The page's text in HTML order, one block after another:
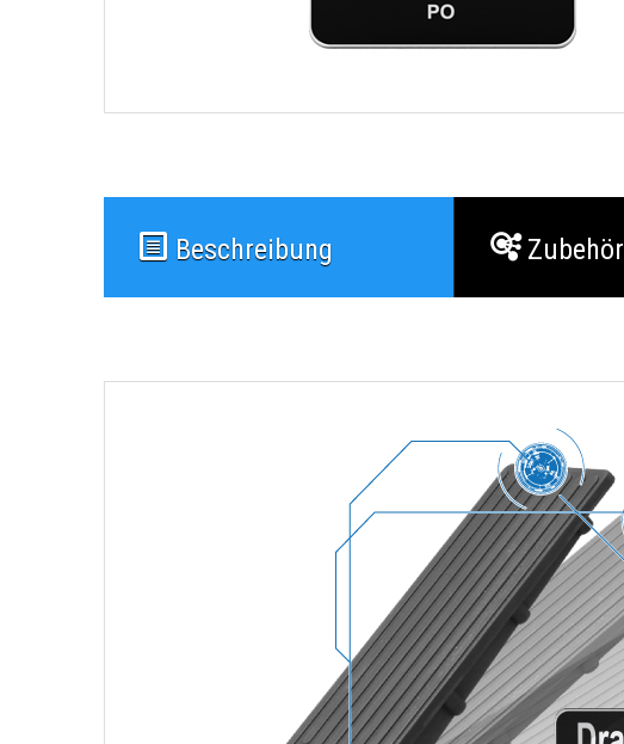
Beschreibung Zubehör